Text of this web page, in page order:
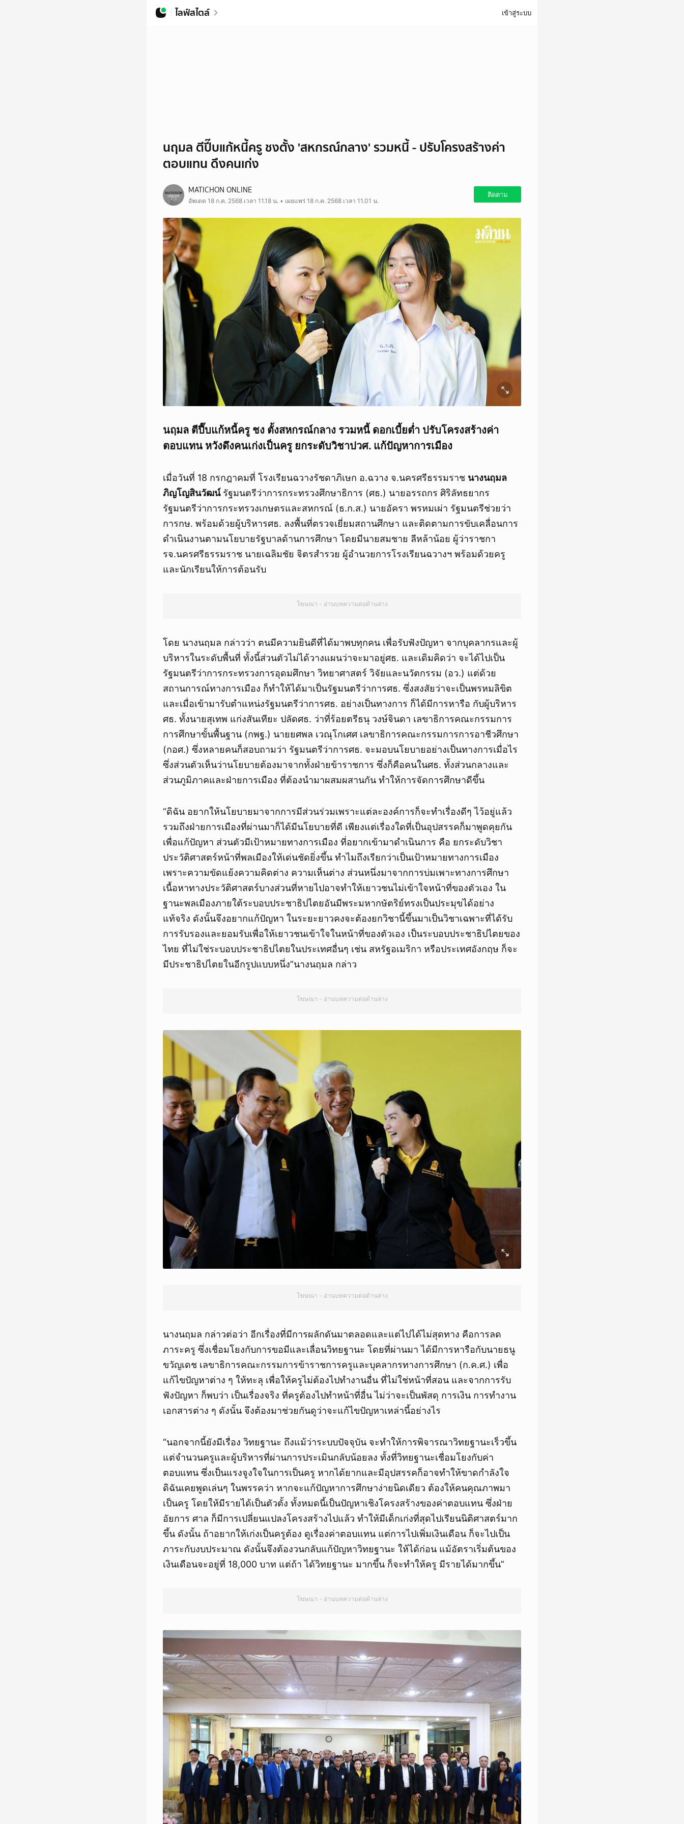
ไลฟ์สไตล์ เข้าสู่ระบบ
นฤมล ตีปี๊บแก้หนี้ครู ชงตั้ง 'สหกรณ์กลาง' รวมหนี้ - ปรับโครงสร้างค่า
ตอบแทน ดึงคนเก่ง
MATICHON ONLINE
อัพเดต 18 ก.ค. 2568 เวลา 11.18 น. • เผยแพร่ 18 ก.ค. 2568 เวลา 11.01 น.
ติดตาม
นฤมล ตีปี๊บแก้หนี้ครู ชง ตั้งสหกรณ์กลาง รวมหนี้ ดอกเบี้ยต่ำ ปรับโครงสร้างค่า
ตอบแทน หวังดึงคนเก่งเป็นครู ยกระดับวิชาปวศ. แก้ปัญหาการเมือง
เมื่อวันที่ 18 กรกฎาคมที่ โรงเรียนฉวางรัชดาภิเษก อ.ฉวาง จ.นครศรีธรรมราช นางนฤมล
ภิญโญสินวัฒน์รัฐมนตรีว่าการกระทรวงศึกษาธิการ (ศธ.) นายอรรถกร ศิริลัทธยากร
รัฐมนตรีว่าการกระทรวงเกษตรและสหกรณ์ (ธ.ก.ส.) นายอัครา พรหมเผ่า รัฐมนตรีช่วยว่า
การกษ. พร้อมด้วยผู้บริหารศธ. ลงพื้นที่ตรวจเยี่ยมสถานศึกษา และติดตามการขับเคลื่อนการ
ดำเนินงานตามนโยบายรัฐบาลด้านการศึกษา โดยมีนายสมชาย ลีหล้าน้อย ผู้ว่าราชกา
รจ.นครศรีธรรมราช นายเฉลิมชัย จิตรสำรวย ผู้อำนวยการโรงเรียนฉวางฯ พร้อมด้วยครู
และนักเรียนให้การต้อนรับ
โฆษณา - อ่านบทความต่อด้านล่าง
โดย นางนฤมล กล่าวว่า ตนมีความยินดีที่ได้มาพบทุกคน เพื่อรับฟังปัญหา จากบุคลากรและผู้
บริหารในระดับพื้นที่ ทั้งนี้ส่วนตัวไม่ได้วางแผนว่าจะมาอยู่ศธ. และเดิมคิดว่า จะได้ไปเป็น
รัฐมนตรีว่าการกระทรวงการอุดมศึกษา วิทยาศาสตร์ วิจัยและนวัตกรรม (อว.) แต่ด้วย
สถานการณ์ทางการเมือง ก็ทำให้ได้มาเป็นรัฐมนตรีว่าการศธ. ซึ่งสงสัยว่าจะเป็นพรหมลิขิต
และเมื่อเข้ามารับตำแหน่งรัฐมนตรีว่าการศธ. อย่างเป็นทางการ ก็ได้มีการหารือ กับผู้บริหาร
ศธ. ทั้งนายสุเทพ แก่งสันเทียะ ปลัดศธ. ว่าที่ร้อยตรีธนุ วงษ์จินดา เลขาธิการคณะกรรมการ
การศึกษาขั้นพื้นฐาน (กพฐ.) นายยศพล เวณุโกเศศ เลขาธิการคณะกรรมการการอาชีวศึกษา
(กอศ.) ซึ่งหลายคนก็สอบถามว่า รัฐมนตรีว่าการศธ. จะมอบนโยบายอย่างเป็นทางการเมื่อไร
ซึ่งส่วนตัวเห็นว่านโยบายต้องมาจากทั้งฝ่ายข้าราชการ ซึ่งก็คือคนในศธ. ทั้งส่วนกลางและ
ส่วนภูมิภาคและฝ่ายการเมือง ที่ต้องนำมาผสมผสานกัน ทำให้การจัดการศึกษาดีขึ้น
“ดิฉัน อยากให้นโยบายมาจากการมีส่วนร่วมเพราะแต่ละองค์การก็จะทำเรื่องดีๆ ไว้อยู่แล้ว
รวมถึงฝ่ายการเมืองที่ผ่านมาก็ได้มีนโยบายที่ดี เพียงแต่เรื่องใดที่เป็นอุปสรรคก็มาพูดคุยกัน
เพื่อแก้ปัญหา ส่วนตัวมีเป้าหมายทางการเมือง ที่อยากเข้ามาดำเนินการ คือ ยกระดับวิชา
ประวัติศาสตร์หน้าที่พลเมืองให้เด่นชัดยิ่งขึ้น ทำไมถึงเรียกว่าเป็นเป้าหมายทางการเมือง
เพราะความขัดแย้งความคิดต่าง ความเห็นต่าง ส่วนหนึ่งมาจากการบ่มเพาะทางการศึกษา
เนื้อหาทางประวัติศาสตร์บางส่วนที่หายไปอาจทำให้เยาวชนไม่เข้าใจหน้าที่ของตัวเอง ใน
ฐานะพลเมืองภายใต้ระบอบประชาธิปไตยอันมีพระมหากษัตริย์ทรงเป็นประมุขได้อย่าง
แท้จริง ดังนั้นจึงอยากแก้ปัญหา ในระยะยาวคงจะต้องยกวิชานี้ขึ้นมาเป็นวิชาเฉพาะที่ได้รับ
การรับรองและยอมรับเพื่อให้เยาวชนเข้าใจในหน้าที่ของตัวเอง เป็นระบอบประชาธิปไตยของ
ไทย ที่ไม่ใช่ระบอบประชาธิปไตยในประเทศอื่นๆ เช่น สหรัฐอเมริกา หรือประเทศอังกฤษ ก็จะ
มีประชาธิปไตยในอีกรูปแบบหนึ่ง”นางนฤมล กล่าว
โฆษณา - อ่านบทความต่อด้านล่าง
โฆษณา - อ่านบทความต่อด้านล่าง
นางนฤมล กล่าวต่อว่า อีกเรื่องที่มีการผลักดันมาตลอดและแต่ไปได้ไม่สุดทาง คือการลด
ภาระครู ซึ่งเชื่อมโยงกับการขอมีและเลื่อนวิทยฐานะ โดยที่ผ่านมา ได้มีการหารือกับนายธนู
ขวัญเดช เลขาธิการคณะกรรมการข้าราชการครูและบุคลากรทางการศึกษา (ก.ค.ศ.) เพื่อ
แก้ไขปัญหาต่าง ๆ ให้ทะลุ เพื่อให้ครูไม่ต้องไปทำงานอื่น ที่ไม่ใช่หน้าที่สอน และจากการรับ
ฟังปัญหา ก็พบว่า เป็นเรื่องจริง ที่ครูต้องไปทำหน้าที่อื่น ไม่ว่าจะเป็นพัสดุ การเงิน การทำงาน
เอกสารต่าง ๆ ดังนั้น จึงต้องมาช่วยกันดูว่าจะแก้ไขปัญหาเหล่านี้อย่างไร
“นอกจากนี้ยังมีเรื่อง วิทยฐานะ ถึงแม้ว่าระบบปัจจุบัน จะทำให้การพิจารณาวิทยฐานะเร็วขึ้น
แต่จำนวนครูและผู้บริหารที่ผ่านการประเมินกลับน้อยลง ทั้งที่วิทยฐานะเชื่อมโยงกับค่า
ตอบแทน ซึ่งเป็นแรงจูงใจในการเป็นครู หากได้ยากและมีอุปสรรคก็อาจทำให้ขาดกำลังใจ
ดิฉันเคยพูดเล่นๆ ในพรรคว่า หากจะแก้ปัญหาการศึกษาง่ายนิดเดียว ต้องให้คนคุณภาพมา
เป็นครู โดยให้มีรายได้เป็นตัวตั้ง ทั้งหมดนี้เป็นปัญหาเชิงโครงสร้างของค่าตอบแทน ซึ่งฝ่าย
อัยการ ศาล ก็มีการเปลี่ยนแปลงโครงสร้างไปแล้ว ทำให้มีเด็กเก่งที่สุดไปเรียนนิติศาสตร์มาก
ขึ้น ดังนั้น ถ้าอยากให้เก่งเป็นครูต้อง ดูเรื่องค่าตอบแทน แต่การไปเพิ่มเงินเดือน ก็จะไปเป็น
ภาระกับงบประมาณ ดังนั้นจึงต้องวนกลับแก้ปัญหาวิทยฐานะ ให้ได้ก่อน แม้อัตราเริ่มต้นของ
เงินเดือนจะอยู่ที่ 18,000 บาท แต่ถ้า ได้วิทยฐานะ มากขึ้น ก็จะทำให้ครู มีรายได้มากขึ้น”
โฆษณา - อ่านบทความต่อด้านล่าง